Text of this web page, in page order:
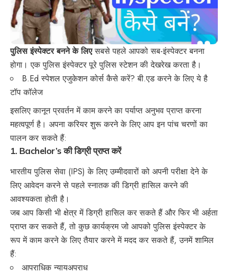
पुलिस इंस्पेक्टर बनने के लिएसबसे पहले आपको सब-इंस्पेक्टर बनना
होगा। एक पुलिस इंस्पेक्टर पूरे पुलिस स्टेशन की देखरेख करता है।
B.Ed स्पेशल एजुकेशन कोर्स कैसे करें? बी.एड करने के लिए ये है
टॉप कॉलेज
इसलिए कानून प्रवर्तन में काम करने का पर्याप्त अनुभव प्राप्त करना
महत्वपूर्ण है। अपना करियर शुरू करने के लिए आप इन पांच चरणों का
पालन कर सकते हैं:
1. Bachelor’s की डिग्री प्राप्त करें
भारतीय पुलिस सेवा (IPS) के लिए उम्मीदवारों को अपनी परीक्षा देने के
लिए आवेदन करने से पहले स्नातक की डिग्री हासिल करने की
आवश्यकता होती है।
जब आप किसी भी क्षेत्र में डिग्री हासिल कर सकते हैं और फिर भी अर्हता
प्राप्त कर सकते हैं, तो कुछ कार्यक्रम जो आपको पुलिस इंस्पेक्टर के
रूप में काम करने के लिए तैयार करने में मदद कर सकते हैं, उनमें शामिल
हैं:
आपराधिक न्यायअपराध